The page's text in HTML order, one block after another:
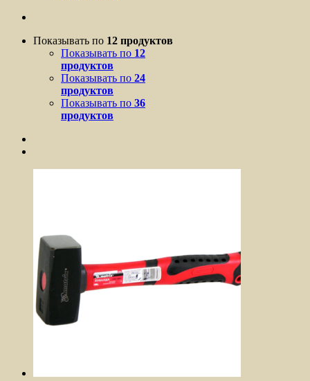
Показывать по 12 продуктов
Показывать по 12
продуктов
Показывать по 24
продуктов
Показывать по 36
продуктов